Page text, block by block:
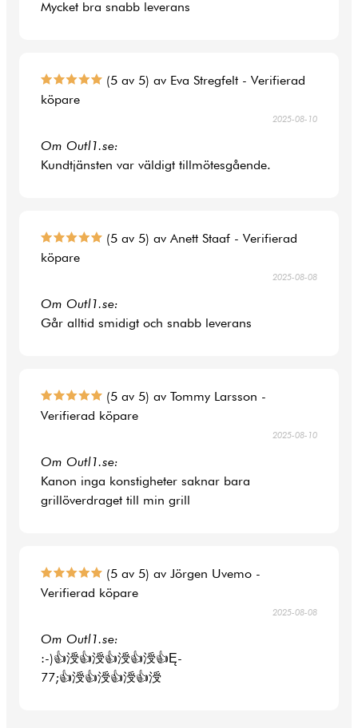
Mycket bra snabb leverans
(5 av 5) av Eva Stregfelt - Verifierad
köpare
2025-08-10
Om Outl1.se:
Kundtjänsten var väldigt tillmötesgående.
(5 av 5) av Anett Staaf - Verifierad
köpare
2025-08-08
Om Outl1.se:
Går alltid smidigt och snabb leverans
(5 av 5) av Tommy Larsson -
Verifierad köpare
2025-08-10
Om Outl1.se:
Kanon inga konstigheter saknar bara
grillöverdraget till min grill
(5 av 5) av Jörgen Uvemo -
Verifierad köpare
2025-08-08
Om Outl1.se:
:-)👍涭👍涭👍涭👍涭👍Ę-
77;👍涭👍涭👍涭👍涭